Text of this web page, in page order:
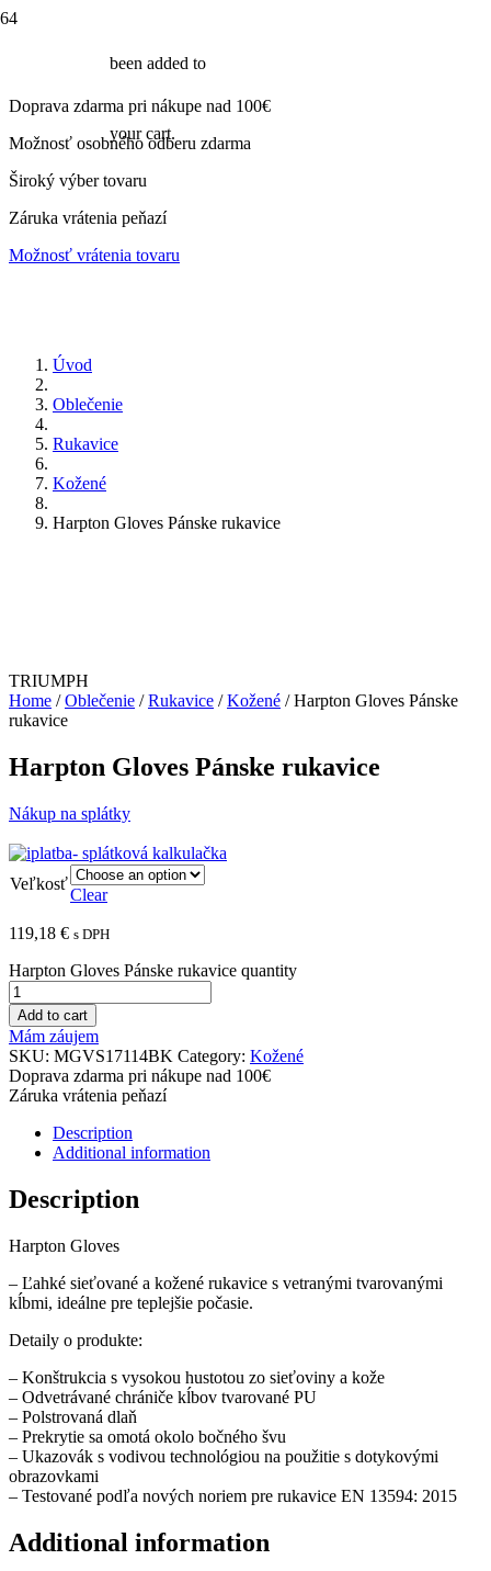
been added to
your cart.
Doprava zdarma pri nákupe nad 100€
Možnosť osobného odberu zdarma
Široký výber tovaru
Záruka vrátenia peňazí
Možnosť vrátenia tovaru
Úvod
Oblečenie
Rukavice
Kožené
Harpton Gloves Pánske rukavice
TRIUMPH
Home /Oblečenie /Rukavice /Kožené / Harpton Gloves Pánske
rukavice
Harpton Gloves Pánske rukavice
Nákup na splátky
Veľkosť
Clear
119,18 € s DPH
Harpton Gloves Pánske rukavice quantity
Add to cart
Mám záujem
SKU: MGVS17114BK Category: Kožené
Doprava zdarma pri nákupe nad 100€
Záruka vrátenia peňazí
Description
Additional information
Description
Harpton Gloves
– Ľahké sieťované a kožené rukavice s vetranými tvarovanými
kĺbmi, ideálne pre teplejšie počasie.
Detaily o produkte:
– Konštrukcia s vysokou hustotou zo sieťoviny a kože
– Odvetrávané chrániče kĺbov tvarované PU
– Polstrovaná dlaň
– Prekrytie sa omotá okolo bočného švu
– Ukazovák s vodivou technológiou na použitie s dotykovými
obrazovkami
– Testované podľa nových noriem pre rukavice EN 13594: 2015
Additional information